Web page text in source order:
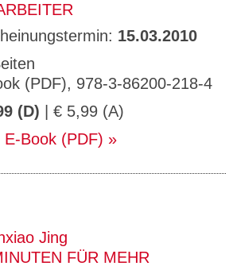
15.03.2010
(PDF), 978-3-86200-218-4
(D) | € 5,99 (A)
E-Book (PDF)
Jing
FÜR MEHR